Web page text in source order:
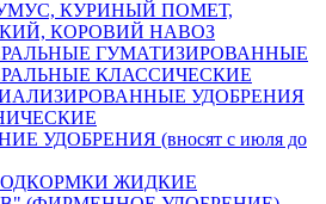
КУРИНЫЙ ПОМЕТ,
КОРОВИЙ НАВОЗ
ГУМАТИЗИРОВАННЫЕ
КЛАССИЧЕСКИЕ
УДОБРЕНИЯ
УДОБРЕНИЯ (вносят с июля до
ЖИДКИЕ